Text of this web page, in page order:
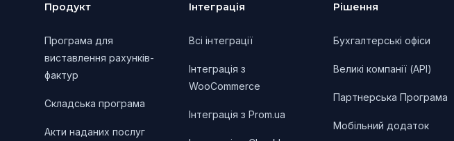
Продукт
Програма для
виставлення рахунків-
фактур
Складська програма
Акти наданих послуг
Інтеграція
Всі інтеграції
Інтеграція з
WooCommerce
Інтеграція з Prom.ua
Рішення
Бухгалтерські офіси
Великі компанії (API)
Партнерська Програма
Мобільний додаток